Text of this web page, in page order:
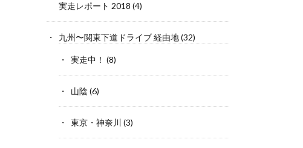
実走レポート 2018 (4)
九州〜関東下道ドライブ 経由地(32)
実走中！ (8)
山陰 (6)
東京・神奈川 (3)